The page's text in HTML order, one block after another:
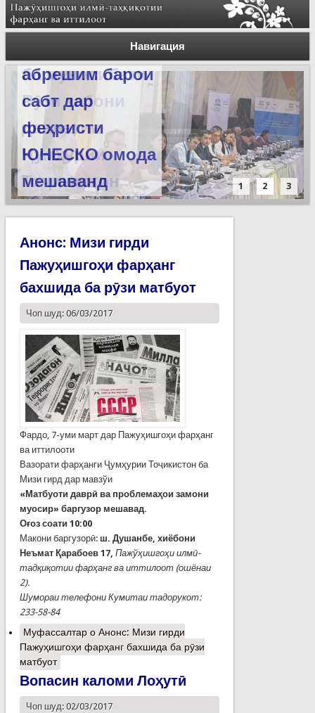
Навигация
Силсилаи
ёдгориҳои роҳи
абрешим барои
сабт дар
феҳристи
ЮНЕСКО омода
мешаванд
1 2 3
Анонс: Мизи гирди
Пажуҳишгоҳи фарҳанг
бахшида ба рӯзи матбуот
Чоп шуд: 06/03/2017
Фардо, 7-уми март дар Пажуҳишгоҳи фарҳанг
ва иттилооти
Вазорати фарҳанги Ҷумҳурии Тоҷикистон ба
Мизи гирд дар мавзўи
«Матбуоти даврӣ ва проблемаҳои замони
муосир» баргузор мешавад.
Оғоз соати 10:00
Макони баргузорӣ:ш. Душанбе, хиёбони
Неъмат Қарабоев 17, Пажўҳишгоҳи илмӣ-
тадқиқотии фарҳанг ва иттилоот (ошёнаи
2).
Шумораи телефони Кумитаи тадорукот:
233-58-84
Муфассалтаро Анонс: Мизи гирди
Пажуҳишгоҳи фарҳанг бахшида ба рӯзи
матбуот
Вопасин каломи Лоҳутӣ
Чоп шуд: 02/03/2017